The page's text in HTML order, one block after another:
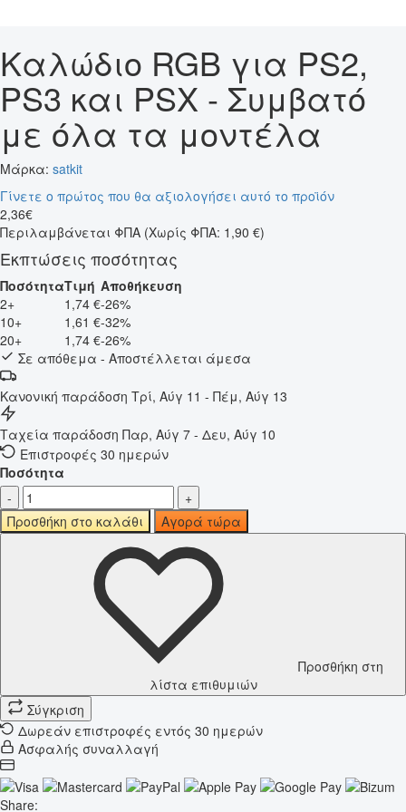
Καλώδιο RGB για PS2,
PS3 και PSX - Συμβατό
με όλα τα μοντέλα
Μάρκα: satkit
Γίνετε ο πρώτος που θα αξιολογήσει αυτό το προϊόν
2,36€
Περιλαμβάνεται ΦΠΑ (Χωρίς ΦΠΑ: 1,90 €)
Εκπτώσεις ποσότητας
ΠοσότηταΤιμή Αποθήκευση
2+
1,74 €-26%
10+
1,61 €-32%
20+
1,74 €-26%
Σε απόθεμα - Αποστέλλεται άμεσα
Κανονική παράδοση Τρί, Αύγ 11 - Πέμ, Αύγ 13
Ταχεία παράδοση Παρ, Αύγ 7 - Δευ, Αύγ 10
Επιστροφές 30 ημερών
Ποσότητα
-
+
Προσθήκη στο καλάθι
Αγορά τώρα
Προσθήκη στη
λίστα επιθυμιών
Σύγκριση
Δωρεάν επιστροφές εντός 30 ημερών
Ασφαλής συναλλαγή
Share: